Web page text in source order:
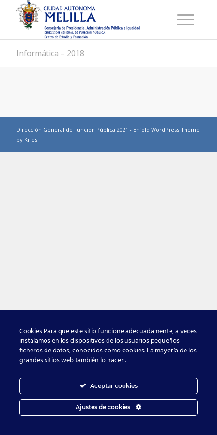
Informática – 2018
Dirección General de Función Pública 2021 - Enfold WordPress Theme
by Kriesi
Cookies Para que este sitio funcione adecuadamente, a veces
instalamos en los dispositivos de los usuarios pequeños
ficheros de datos, conocidos como cookies. La mayoría de los
grandes sitios web también lo hacen.
Aceptar cookies
Ajustes de cookies